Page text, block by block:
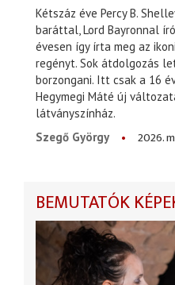
Kétszáz éve Percy B.
baráttal, Lord Bayronnal
évesen így írta meg az
regényt. Sok átdolgozás
borzongani. Itt csak a 16
Hegymegi Máté új
látványszínház.
Szegő György
2026.
BEMUTATÓK